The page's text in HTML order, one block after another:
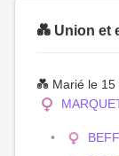
💑 Union et
💑 Marié le